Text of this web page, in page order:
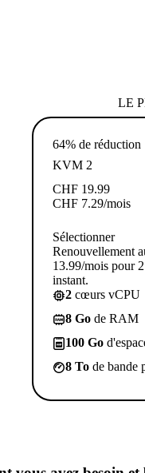
LE
64% de réduction
KVM 2
CHF 19.99
CHF 7.29/mois
Sélectionner
Renouvellement
13.99/mois pour
instant.
2 cœurs vCPU
8 Go de RAM
100 Go
8 To de bande